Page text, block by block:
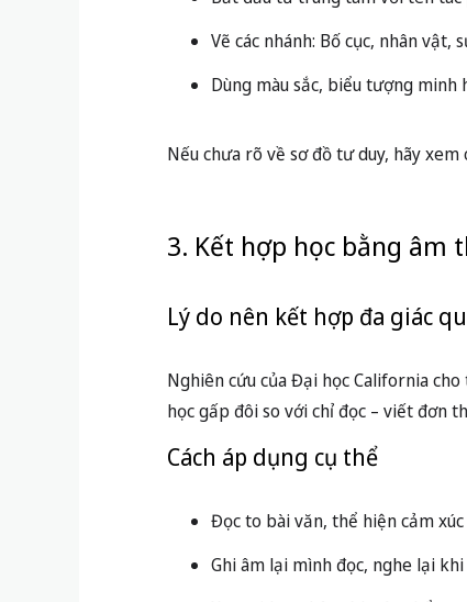
Vẽ các nhánh: Bố cục, nhân vật,
Dùng màu sắc, biểu tượng minh
Nếu chưa rõ về sơ đồ tư duy, hãy
3. Kết hợp học bằng âm
Lý do nên kết hợp đa giác
Nghiên cứu của Đại học California
học gấp đôi so với chỉ đọc – viết đơn
Cách áp dụng cụ thể
Đọc to bài văn, thể hiện cảm
Ghi âm lại mình đọc, nghe lại